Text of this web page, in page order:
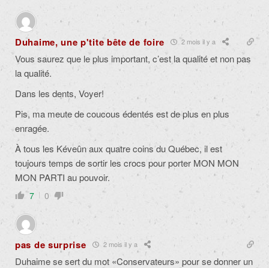
Duhaime, une p'tite bête de foire 2 mois il y a
Vous saurez que le plus important, c’est la qualité et non pas
la qualité.
Dans les dents, Voyer!
Pis, ma meute de coucous édentés est de plus en plus
enragée.
À tous les Kéveûn aux quatre coins du Québec, il est
toujours temps de sortir les crocs pour porter MON MON
MON PARTI au pouvoir.
7 0
pas de surprise 2 mois il y a
Duhaime se sert du mot «Conservateurs» pour se donner un